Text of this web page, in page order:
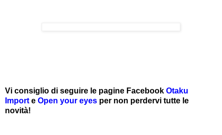
Vi consiglio di seguire le pagine Facebook Otaku
Import e Open your eyes per non perdervi tutte le
novità!